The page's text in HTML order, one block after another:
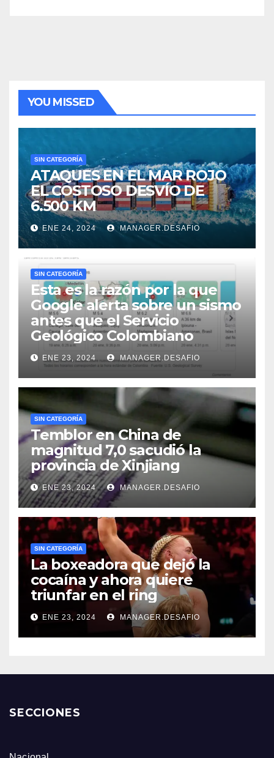
YOU MISSED
SIN CATEGORÍA
ATAQUES EN EL MAR ROJO
EL COSTOSO DESVÍO DE
6.500 KM
ENE 24, 2024 MANAGER.DESAFIO
SIN CATEGORÍA
Esta es la razón por la que
Google alerta sobre un sismo
antes que el Servicio
Geológico Colombiano
ENE 23, 2024 MANAGER.DESAFIO
SIN CATEGORÍA
Temblor en China de
magnitud 7,0 sacudió la
provincia de Xinjiang
ENE 23, 2024 MANAGER.DESAFIO
SIN CATEGORÍA
La boxeadora que dejó la
cocaína y ahora quiere
triunfar en el ring​
ENE 23, 2024 MANAGER.DESAFIO
SECCIONES